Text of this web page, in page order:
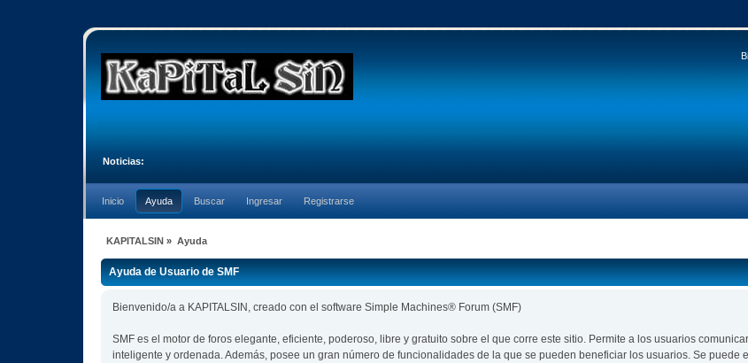
Noticias:
Inicio Ayuda Buscar Ingresar Registrarse
KAPITALSIN » Ayuda
Ayuda de Usuario de SMF
Bienvenido/a a KAPITALSIN, creado con el software Simple Machines® Forum (SMF)
SMF es el motor de foros elegante, eficiente, poderoso, libre y gratuito sobre el que corre este sitio. Permite a los usuarios
inteligente y ordenada. Además, posee un gran número de funcionalidades de la que se pueden beneficiar los usuarios. Se